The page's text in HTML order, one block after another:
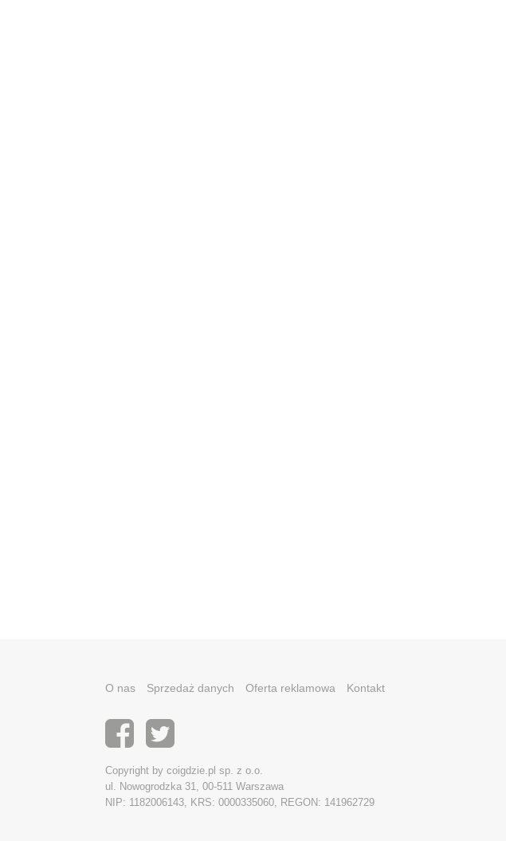
O nas Sprzedaż danych Oferta reklamowa Kontakt
Copyright by coigdzie.pl sp. z o.o.
ul. Nowogrodzka 31, 00-511 Warszawa
NIP: 1182006143, KRS: 0000335060, REGON: 141962729